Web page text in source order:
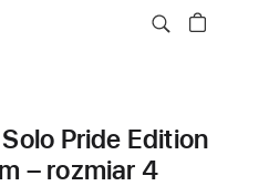
Pride Edition
– rozmiar 4